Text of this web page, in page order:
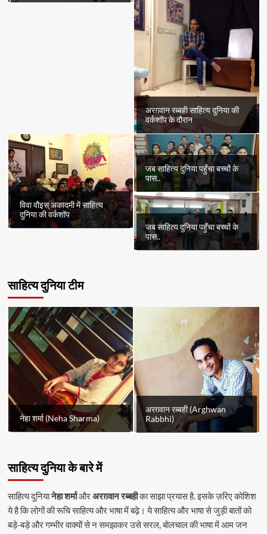
अरग़वान रब्बही साहित्य दुनिया की
वर्कशॉप के दौरान
विवा वौइस् अकादमी में साहित्य
दुनिया की वर्कशॉप
जब साहित्य दुनिया पहुँचा बच्चों के
पास..
जब साहित्य दुनिया पहुँचा बच्चों के
पास..
साहित्य दुनिया टीम
नेहा शर्मा (Neha Sharma)
अरग़वान रब्बही (Arghwan
Rabbhi)
साहित्य दुनिया के बारे में
साहित्य दुनियानेहा शर्माऔरअरग़वान रब्बहीका साझा प्रयास है. इसके ज़रिए कोशिश
ये है कि लोगों की रूचि साहित्य और भाषा में बढ़े। ये साहित्य और भाषा से जुड़ी बातों को
बड़े-बड़े और गम्भीर वाक्यों से न समझाकर उसे सरल, बोलचाल की भाषा में आम जन